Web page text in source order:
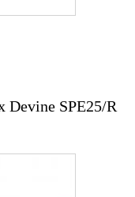
Devine SPE25/R